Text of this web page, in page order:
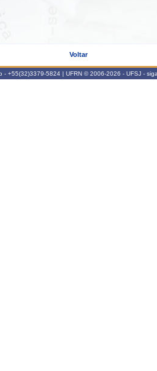
Voltar
- +55(32)3379-5824 | UFRN © 2006-2026 - UFSJ -